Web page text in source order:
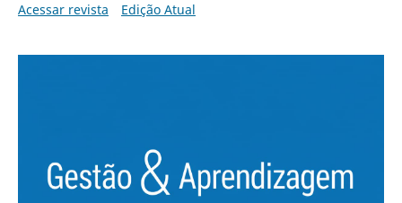
Acessar revista
Edição Atual